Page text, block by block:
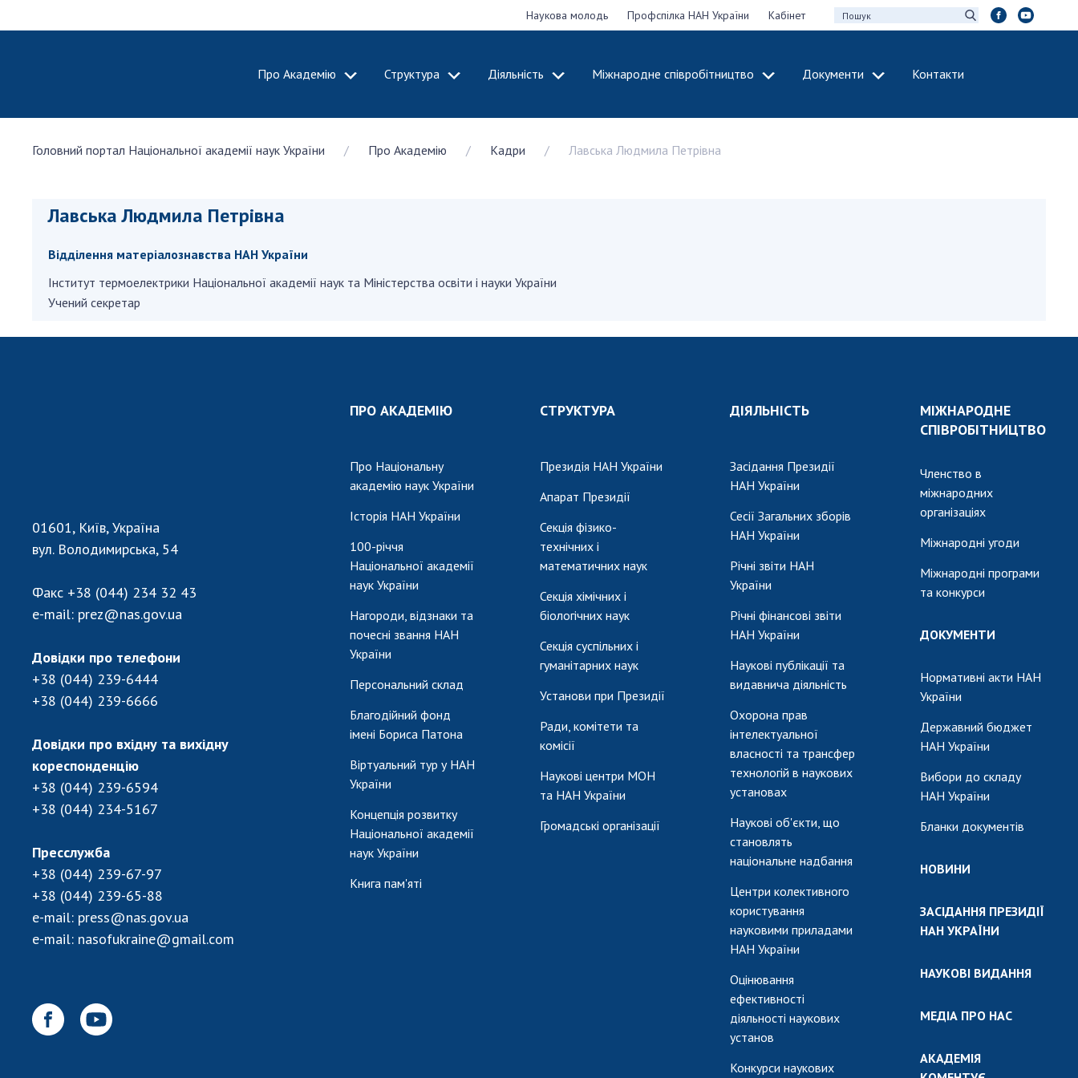
Наукова молодь Профспілка НАН України Кабінет
Про Академію Структура Діяльність Міжнародне співробітництво Документи Контакти
Про Національну
Національної
академії наук
України
та почесні звання
імені Бориса Патона
НАН України
Концепція розвитку
академії наук
Книга пам'яті
Президія НАН
наук
Секція суспільних
МОН та НАН
Громадські
організації
Засідання Президії НАН України
технологій в наукових установах
Центри колективного
Оцінювання ефективності
діяльності наукових установ
Конкурси наукових досліджень
Підготовка наукових кадрів
Робота з молоддю
СПІВРОБІТНИЦТВО
бюджет НАН
України
НАН України
Бланки документів
ПРЕЗИДІЇ НАН
УКРАЇНИ
НАУКОВІ
МЕДІА ПРО НАС
АКАДЕМІЯ
КОМЕНТУЄ
КОНТАКТИ
ПРОФСПІЛКА НАН
УКРАЇНИ
КАБІНЕТ
Головний портал Національної академії наук України Про Академію Кадри Лавська Людмила Петрівна
Лавська Людмила Петрівна
Відділення матеріалознавства НАН України
Iнститут термоелектрики Національної академії наук та Міністерства освіти і науки України
Учений секретар
01601, Київ, Україна
вул. Володимирська, 54
Факс +38 (044) 234 32 43
e-mail: prez@nas.gov.ua
Довідки про телефони
+38 (044) 239-6444
+38 (044) 239-6666
Довідки про вхідну та вихідну
кореспонденцію
+38 (044) 239-6594
+38 (044) 234-5167
Пресслужба
+38 (044) 239-67-97
+38 (044) 239-65-88
e-mail: press@nas.gov.ua
e-mail: nasofukraine@gmail.com
ПРО АКАДЕМІЮ
Про Національну
академію наук України
Історія НАН України
100-річчя
Національної академії
наук України
Нагороди, відзнаки та
почесні звання НАН
України
Персональний склад
Благодійний фонд
імені Бориса Патона
Віртуальний тур у НАН
України
Концепція розвитку
Національної академії
наук України
Книга пам'яті
СТРУКТУРА
Президія НАН України
Апарат Президії
Секція фізико-
технічних і
математичних наук
Секція хімічних і
біологічних наук
Секція суспільних і
гуманітарних наук
Установи при Президії
Ради, комітети та
комісії
Наукові центри МОН
та НАН України
Громадські організації
ДІЯЛЬНІСТЬ
Засідання Президії
НАН України
Сесії Загальних зборів
НАН України
Річні звіти НАН
України
Річні фінансові звіти
НАН України
Наукові публікації та
видавнича діяльність
Охорона прав
інтелектуальної
власності та трансфер
технологій в наукових
установах
Наукові об'єкти, що
становлять
національне надбання
Центри колективного
користування
науковими приладами
НАН України
Оцінювання
ефективності
діяльності наукових
установ
Конкурси наукових
МІЖНАРОДНЕ
СПІВРОБІТНИЦТВО
Членство в
міжнародних
організаціях
Міжнародні угоди
Міжнародні програми
та конкурси
ДОКУМЕНТИ
Нормативні акти НАН
України
Державний бюджет
НАН України
Вибори до складу
НАН України
Бланки документів
НОВИНИ
ЗАСІДАННЯ ПРЕЗИДІЇ
НАН УКРАЇНИ
НАУКОВІ ВИДАННЯ
МЕДІА ПРО НАС
АКАДЕМІЯ